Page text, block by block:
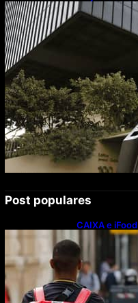
milhões de
Post populares
CAIXA e
bicicletas